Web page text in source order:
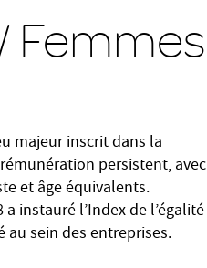
Femmes
majeur inscrit dans la
persistent, avec
et âge équivalents.
instauré l’Index de l’égalité
sein des entreprises.